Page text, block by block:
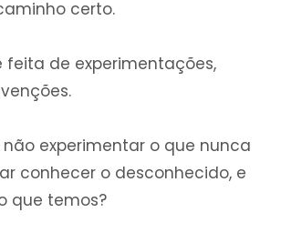
certo.
feita de experimentações,
não experimentar o que nunca
conhecer o desconhecido, e
que temos?